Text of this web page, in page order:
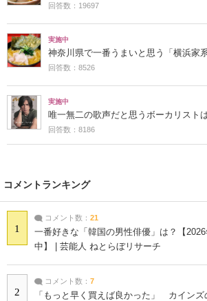
回答数：19697
実施中
神奈川県で一番うまいと思う「横浜家
回答数：8526
実施中
唯一無二の歌声だと思うボーカリスト
回答数：8186
コメントランキング
1
コメント数： 21
一番好きな「韓国の男性俳優」は？【
中】 | 芸能人 ねとらぼリサーチ
2
コメント数： 7
「もっと早く買えば良かった」 カインズ